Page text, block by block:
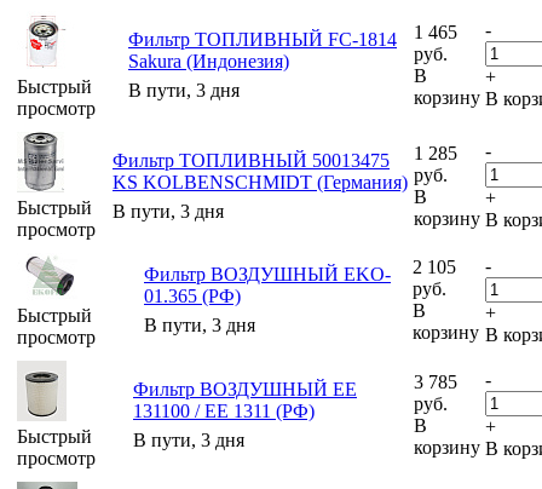
Быстрый
просмотр
Фильтр ТОПЛИВНЫЙ FC-1814
Sakura (Индонезия)
В пути, 3 дня
1 465
руб.
В
корзину
-
+
В
Быстрый
просмотр
Фильтр ТОПЛИВНЫЙ 50013475
KS KOLBENSCHMIDT (Германия)
В пути, 3 дня
1 285
руб.
В
корзину
-
+
В
Быстрый
просмотр
Фильтр ВОЗДУШНЫЙ EKO-
01.365 (РФ)
В пути, 3 дня
2 105
руб.
В
корзину
-
+
В
Быстрый
просмотр
Фильтр ВОЗДУШНЫЙ ЕЕ
131100 / ЕЕ 1311 (РФ)
В пути, 3 дня
3 785
руб.
В
корзину
-
+
В